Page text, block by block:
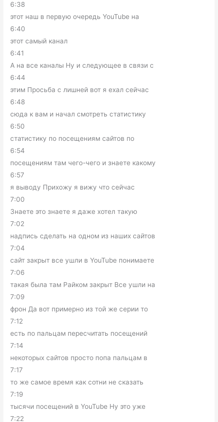
6:38
этот наш в первую очередь YouTube на
6:40
этот самый канал
6:41
А на все каналы Ну и следующее в связи с
6:44
этим Просьба с лишней вот я ехал сейчас
6:48
сюда к вам и начал смотреть статистику
6:50
статистику по посещениям сайтов по
6:54
посещениям там чего-чего и знаете какому
6:57
я выводу Прихожу я вижу что сейчас
7:00
Знаете это знаете я даже хотел такую
7:02
надпись сделать на одном из наших сайтов
7:04
сайт закрыт все ушли в YouTube понимаете
7:06
такая была там Райком закрыт Все ушли на
7:09
фрон Да вот примерно из той же серии то
7:12
есть по пальцам пересчитать посещений
7:14
некоторых сайтов просто попа пальцам в
7:17
то же самое время как сотни не сказать
7:19
тысячи посещений в YouTube Ну это уже
7:22